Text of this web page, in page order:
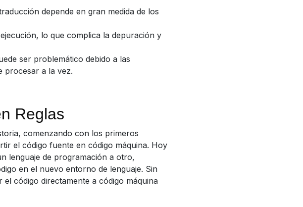
depende en gran medida de los
lo que complica la depuración y
ser problemático debido a las
procesar a la vez.
Reglas
comenzando con los primeros
el código fuente en código máquina. Hoy
lenguaje de programación a otro,
en el nuevo entorno de lenguaje. Sin
código directamente a código máquina